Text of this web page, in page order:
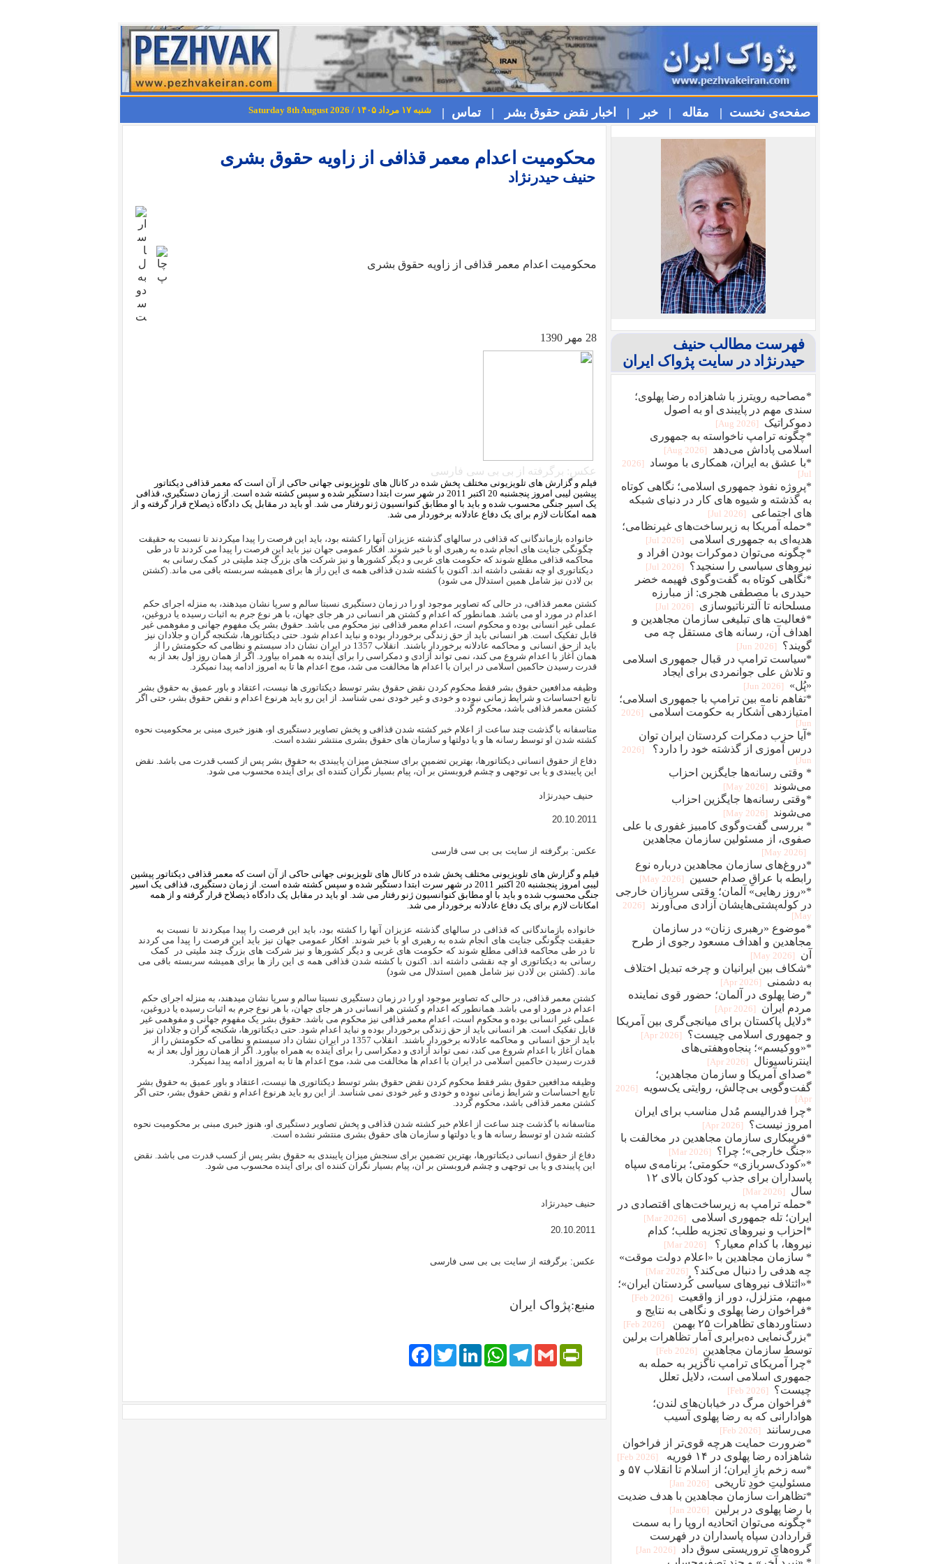
صفحه‌ی نخست | مقاله | خبر | اخبار نقض حقوق بشر | تماس | شنبه ۱۷ مرداد ۱۴۰۵ / Saturday 8th August 2026
محکومیت اعدام معمر قذافی از زاویه حقوق بشری
حنیف حیدرنژاد
محکومیت اعدام معمر قذافی از زاویه حقوق بشری
28 مهر 1390
عکس: برگرفته از بی بی سی فارسی
فیلم و گزارش های تلویزیونی مختلف پخش شده در کانال های تلویزیونی جهانی حاکی از آن است که معمر قذافی دیکتاتور
پیشین لیبی امروز پنجشنبه 20 اکتبر 2011 در شهر سرت ابتدا دستگیر شده و سپس کشته شده است. از زمان دستگیری، قذافی
یک اسیر جنگی محسوب شده و باید با او مطابق کنوانسیون ژنو رفتار می شد. او باید در مقابل یک دادگاه ذیصلاح قرار گرفته و از
همه امکانات لازم برای یک دفاع عادلانه برخوردار می شد.
خانواده بازماندگانی که قذافی در سالهای گذشته عزیزان آنها را کشته بود، باید این فرصت را پیدا میکردند تا نسبت به حقیقت
چگونگی جنایت های انجام شده به رهبری او با خبر شوند. افکار عمومی جهان نیز باید این فرصت را پیدا می کردند تا در طی
محاکمه قذافی مطلع شوند که حکومت های غربی و دیگر کشورها و نیز شرکت های بزرگ چند ملیتی در کمک رسانی به
دیکتاتوری او چه نقشی داشته اند. اکنون با کشته شدن قذافی همه ی این راز ها برای همیشه سربسته باقی می ماند. (کشتن
بن لادن نیز شامل همین استدلال می شود)
کشتن معمر قذافی، در حالی که تصاویر موجود او را در زمان دستگیری نسبتا سالم و سرپا نشان میدهند، به منزله اجرای حکم
اعدام در مورد او می باشد. همانطور که اعدام و کشتن هر انسانی در هر جای جهان، با هر نوع جرم به اثبات رسیده یا دروغین،
عملی غیر انسانی بوده و محکوم است، اعدام معمر قذافی نیز محکوم می باشد. حقوق بشر یک مفهوم جهانی و مفوهمی غیر
قابل تفکیک است. هر انسانی باید از حق زندگی برخوردار بوده و نباید اعدام شود. حتی دیکتاتورها، شکنجه گران و جلادان نیز
باید از حق انسانی و محاکمه عادلانه برخوردار باشند. انقلاب 1357 در ایران نشان داد سیستم و نظامی که حکومتش را از
همان آغاز با اعدام شروع می کند، نمی تواند آزادی و دمکراسی را برای آینده به همراه بیاورد. اگر از همان روز اول بعد از به
قدرت رسیدن حاکمین اسلامی در ایران با اعدام ها مخالفت می شد، موج اعدام ها تا به امروز ادامه پیدا نمیکرد.
وظیفه مدافعین حقوق بشر فقط محکوم کردن نقض حقوق بشر توسط دیکتاتوری ها نیست، اعتقاد و باور عمیق به حقوق بشر
تابع احساسات و شرایط زمانی نبوده و خودی و غیر خودی نمی شناسد. از این رو باید هرنوع اعدام و نقض حقوق بشر، حتی اگر
کشتن معمر قذافی باشد، محکوم گردد.
متاسفانه با گذشت چند ساعت از اعلام خبر کشته شدن قذافی و پخش تصاویر دستگیری او، هنوز خبری مبنی بر محکومیت نحوه
کشته شدن او توسط رسانه ها و یا دولتها و سازمان های حقوق بشری منتشر نشده است.
دفاع از حقوق انسانی دیکتاتورها، بهترین تضمین برای سنجش میزان پایبندی به حقوق بشر پس از کسب قدرت می باشد. نقض
این پایبندی و یا بی توجهی و چشم فروبستن بر آن، پیام بسیار نگران کننده ای برای آینده محسوب می شود.
حنیف حیدرنژاد
20.10.2011
عکس: برگرفته از سایت بی بی سی فارسی
فیلم و گزارش های تلویزیونی مختلف پخش شده در کانال های تلویزیونی جهانی حاکی از آن است که معمر قذافی دیکتاتور پیشین
لیبی امروز پنجشنبه 20 اکتبر 2011 در شهر سرت ابتدا دستگیر شده و سپس کشته شده است. از زمان دستگیری، قذافی یک اسیر
جنگی محسوب شده و باید با او مطابق کنوانسیون ژنو رفتار می شد. او باید در مقابل یک دادگاه ذیصلاح قرار گرفته و از همه
امکانات لازم برای یک دفاع عادلانه برخوردار می شد.
خانواده بازماندگانی که قذافی در سالهای گذشته عزیزان آنها را کشته بود، باید این فرصت را پیدا میکردند تا نسبت به
حقیقت چگونگی جنایت های انجام شده به رهبری او با خبر شوند. افکار عمومی جهان نیز باید این فرصت را پیدا می کردند
تا در طی محاکمه قذافی مطلع شوند که حکومت های غربی و دیگر کشورها و نیز شرکت های بزرگ چند ملیتی در کمک
رسانی به دیکتاتوری او چه نقشی داشته اند. اکنون با کشته شدن قذافی همه ی این راز ها برای همیشه سربسته باقی می
ماند. (کشتن بن لادن نیز شامل همین استدلال می شود)
کشتن معمر قذافی، در حالی که تصاویر موجود او را در زمان دستگیری نسبتا سالم و سرپا نشان میدهند، به منزله اجرای حکم
اعدام در مورد او می باشد. همانطور که اعدام و کشتن هر انسانی در هر جای جهان، با هر نوع جرم به اثبات رسیده یا دروغین،
عملی غیر انسانی بوده و محکوم است، اعدام معمر قذافی نیز محکوم می باشد. حقوق بشر یک مفهوم جهانی و مفوهمی غیر
قابل تفکیک است. هر انسانی باید از حق زندگی برخوردار بوده و نباید اعدام شود. حتی دیکتاتورها، شکنجه گران و جلادان نیز
باید از حق انسانی و محاکمه عادلانه برخوردار باشند. انقلاب 1357 در ایران نشان داد سیستم و نظامی که حکومتش را از
همان آغاز با اعدام شروع می کند، نمی تواند آزادی و دمکراسی را برای آینده به همراه بیاورد. اگر از همان روز اول بعد از به
قدرت رسیدن حاکمین اسلامی در ایران با اعدام ها مخالفت می شد، موج اعدام ها تا به امروز ادامه پیدا نمیکرد.
وظیفه مدافعین حقوق بشر فقط محکوم کردن نقض حقوق بشر توسط دیکتاتوری ها نیست، اعتقاد و باور عمیق به حقوق بشر
تابع احساسات و شرایط زمانی نبوده و خودی و غیر خودی نمی شناسد. از این رو باید هرنوع اعدام و نقض حقوق بشر، حتی اگر
کشتن معمر قذافی باشد، محکوم گردد.
متاسفانه با گذشت چند ساعت از اعلام خبر کشته شدن قذافی و پخش تصاویر دستگیری او، هنوز خبری مبنی بر محکومیت نحوه
کشته شدن او توسط رسانه ها و یا دولتها و سازمان های حقوق بشری منتشر نشده است.
دفاع از حقوق انسانی دیکتاتورها، بهترین تضمین برای سنجش میزان پایبندی به حقوق بشر پس از کسب قدرت می باشد. نقض
این پایبندی و یا بی توجهی و چشم فروبستن بر آن، پیام بسیار نگران کننده ای برای آینده محسوب می شود.
حنیف حیدرنژاد
20.10.2011
عکس: برگرفته از سایت بی بی سی فارسی
منبع:پژواک ایران
FacebookTwitterLinkedIn
WhatsAppTelegramGmail
PrintFriendly
فهرست مطالب حنیف
حیدرنژاد در سایت پژواک ایران
*مصاحبه رویترز با شاهزاده رضا پهلوی؛
سندی مهم در پایبندی او به اصول
دموکراتیک
[2026 Aug]
*چگونه ترامپ ناخواسته به جمهوری
اسلامی پاداش می‌دهد
[2026 Aug]
*با عشق به ایران، همکاری با موساد
[2026
Jul]
*پروژه نفوذ جمهوری اسلامی؛ نگاهی کوتاه
به گذشته و شیوه های کار در دنیای شبکه
های اجتماعی
[2026 Jul]
*حمله آمریکا به زیرساخت‌های غیرنظامی؛
هدیه‌ای به جمهوری اسلامی
[2026 Jul]
*چگونه می‌توان دموکرات بودن افراد و
نیروهای سیاسی را سنجید؟
[2026 Jul]
*نگاهی کوتاه به گفت‌وگوی فهیمه خضر
حیدری با مصطفی هجری: از مبارزه
مسلحانه تا آلترناتیوسازی
[2026 Jul]
*فعالیت های تبلیغی سازمان مجاهدین و
اهداف آن، رسانه های مستقل چه می
گویند؟
[2026 Jun]
*سیاست ترامپ در قبال جمهوری اسلامی
و تلاش علی جوانمردی برای ایجاد
«پُل»
[2026 Jun]
*تفاهم نامه بین ترامپ با جمهوری اسلامی؛
امتیازدهی آشکار به حکومت اسلامی
[2026
Jun]
*آیا حزب دمکرات کردستان ایران توان
درس آموزی از گذشته خود را دارد؟
[2026
Jun]
* وقتی رسانه‌ها جایگزین احزاب
می‌شوند
[2026 May]
*وقتی رسانه‌ها جایگزین احزاب
می‌شوند
[2026 May]
* بررسی گفت‌وگوی کامبیز غفوری با علی
صفوی، از مسئولین سازمان مجاهدین
[2026 May]
*دروغ‌های سازمان مجاهدین درباره نوع
رابطه با عراقِ صدام حسین
[2026 May]
*«روز رهایی» آلمان؛ وقتی سربازان خارجی
در کوله‌پشتی‌هایشان آزادی می‌آورند
[2026
May]
*موضوع «رهبری زنان» در سازمان
مجاهدین و اهداف مسعود رجوی از طرح
آن
[2026 May]
*شکاف بین ایرانیان و چرخه تبدیل اختلاف
به دشمنی
[2026 Apr]
*رضا پهلوی در آلمان؛ حضور قوی نماینده
مردم ایران
[2026 Apr]
*دلایل پاکستان برای میانجی‌گری بین آمریکا
و جمهوری اسلامی چیست؟
[2026 Apr]
*«ووکیسم»؛ پنجاه‌وهفتی‌های
اینترناسیونال
[2026 Apr]
*صدای آمریکا و سازمان مجاهدین؛
گفت‌وگویی بی‌چالش، روایتی یک‌سویه
[2026
Apr]
*چرا فدرالیسم مُدل مناسب برای ایران
امروز نیست؟
[2026 Apr]
*فریبکاری سازمان مجاهدین در مخالفت با
«جنگ خارجی»؛ چرا؟
[2026 Mar]
*«کودک‌سربازی» حکومتی؛ برنامه‌ی سپاه
پاسداران برای جذب کودکان بالای ۱۲
سال
[2026 Mar]
*حمله ترامپ به زیرساخت‌های اقتصادی در
ایران؛ تله جمهوری اسلامی
[2026 Mar]
*احزاب و نیروهای تجزیه طلب؛ کدام
نیروها، با کدام معیار؟
[2026 Mar]
* سازمان مجاهدین با «اعلام دولت موقت»
چه هدفی را دنبال می‌کند؟
[2026 Mar]
*«ائتلاف نیروهای سیاسی کُردستان ایران»؛
مبهم، متزلزل، دور از واقعیت
[2026 Feb]
*فراخوان رضا پهلوی و نگاهی به نتایج و
دستاوردهای تظاهرات ۲۵ بهمن
[2026 Feb]
*بزرگ‌نمایی ده‌برابری آمار تظاهرات برلین
توسط سازمان مجاهدین
[2026 Feb]
*چرا آمریکای ترامپ ناگزیر به حمله به
جمهوری اسلامی است، دلایل تعلل
چیست؟
[2026 Feb]
*فراخوان مرگ در خیابان‌های لندن؛
هوادارانی که به رضا پهلوی آسیب
می‌رسانند
[2026 Feb]
*ضرورت حمایت هرچه قوی‌تر از فراخوان
شاهزاده رضا پهلوی در ۱۴ فوریه
[2026 Feb]
*سه زخم بازِ ایران؛ از اسلام تا انقلاب ۵۷ و
مسئولیتِ خودِ تاریخی
[2026 Jan]
*تظاهرات سازمان مجاهدین با هدف ضدیت
با رضا پهلوی در برلین
[2026 Jan]
*چگونه می‌توان اتحادیه اروپا را به سمت
قراردادن سپاه پاسداران در فهرست
گروه‌های تروریستی سوق داد
[2026 Jan]